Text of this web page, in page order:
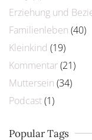
Erziehung und
Familienleben (40)
Kleinkind (19)
Kommentar(21)
Muttersein (34)
Podcast(1)
Popular Tags